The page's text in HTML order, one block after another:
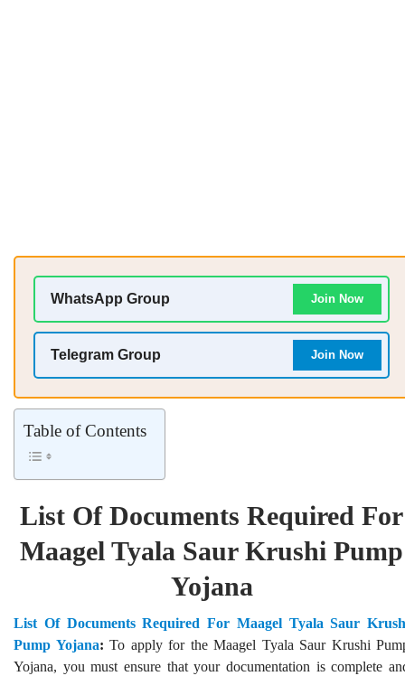
WhatsApp Group Join Now
Telegram Group Join Now
Table of Contents
List Of Documents Required For
Maagel Tyala Saur Krushi Pump
Yojana
List Of Documents Required For Maagel Tyala Saur
Pump Yojana: To apply for the Maagel Tyala Saur Krushi
Yojana, you must ensure that your documentation is complete